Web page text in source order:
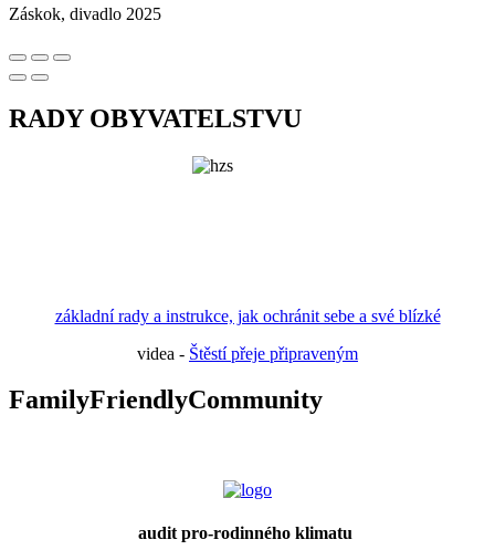
Záskok, divadlo 2025
RADY OBYVATELSTVU
základní rady a instrukce, jak ochránit sebe a své blízké
videa - Štěstí přeje připraveným
FamilyFriendlyCommunity
audit pro-rodinného klimatu